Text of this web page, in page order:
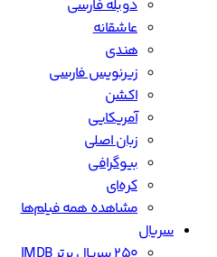
دوبله فارسی
عاشقانه
هندی
زیرنویس فارسی
اکشن
آمریکایی
زبان اصلی
بیوگرافی
کره‌ای
مشاهده همه فیلم‌ها
سریال